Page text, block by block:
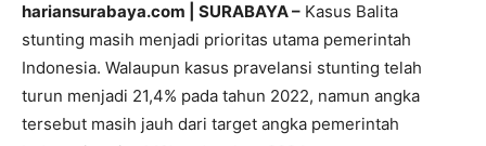
hariansurabaya.com | SURABAYA – Kasus Balita
stunting masih menjadi prioritas utama pemerintah
Indonesia. Walaupun kasus pravelansi stunting telah
turun menjadi 21,4% pada tahun 2022, namun angka
tersebut masih jauh dari target angka pemerintah